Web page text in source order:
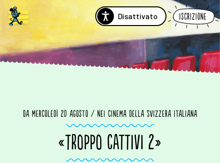
Disattivato Iscrizione
Da mercoledì 20 agosto / nei cinema della Svizzera italiana
«TROPPO CATTIVI 2»